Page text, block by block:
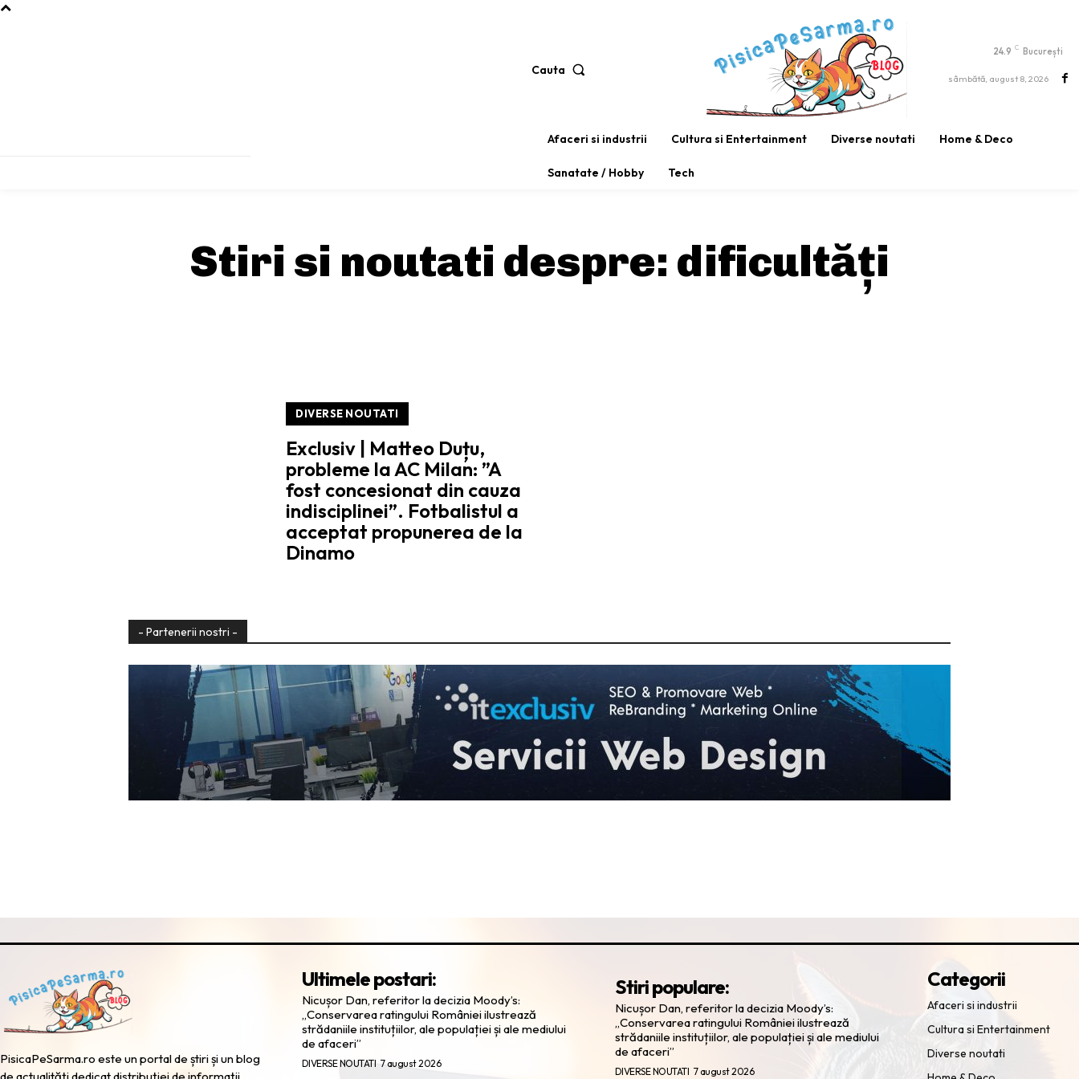
Cauta
24.9 C București
sâmbătă, august 8, 2026
Afaceri si industrii Cultura si Entertainment Diverse noutati Home & Deco
Sanatate / Hobby Tech
Stiri si noutati despre: dificultăți
DIVERSE NOUTATI
Exclusiv | Matteo Duțu,
probleme la AC Milan: ”A
fost concesionat din cauza
indisciplinei”. Fotbalistul a
acceptat propunerea de la
Dinamo
- Partenerii nostri -
PisicaPeSarma.ro este un portal de știri și un blog
Ultimele postari:
Nicușor Dan, referitor la decizia Moody’s:
„Conservarea ratingului României ilustrează
strădaniile instituțiilor, ale populației și ale mediului
de afaceri”
DIVERSE NOUTATI 7 august 2026
Stiri populare:
Nicușor Dan, referitor la decizia Moody’s:
„Conservarea ratingului României ilustrează
strădaniile instituțiilor, ale populației și ale mediului
de afaceri”
DIVERSE NOUTATI 7 august 2026
Categorii
Afaceri si industrii
Cultura si Entertainment
Diverse noutati